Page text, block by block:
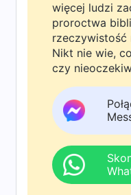
więcej ludzi
proroctwa
rzeczywistość
Nikt nie wie,
czy
rodziną
WhatsAppa
naszej grupy